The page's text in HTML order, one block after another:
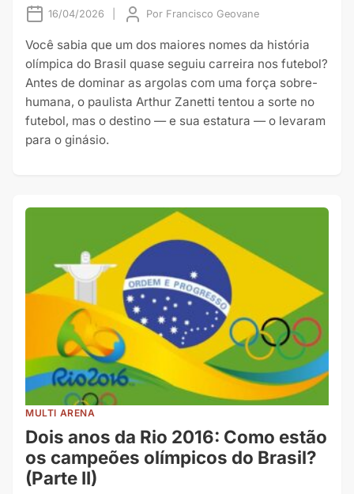
16/04/2026 Por Francisco Geovane
Você sabia que um dos maiores nomes da história
olímpica do Brasil quase seguiu carreira nos futebol?
Antes de dominar as argolas com uma força sobre-
humana, o paulista Arthur Zanetti tentou a sorte no
futebol, mas o destino — e sua estatura — o levaram
para o ginásio.
MULTI ARENA
Dois anos da Rio 2016: Como estão
os campeões olímpicos do Brasil?
(Parte II)